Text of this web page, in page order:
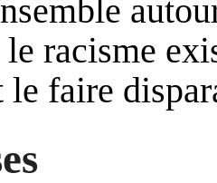
racisme
le faire